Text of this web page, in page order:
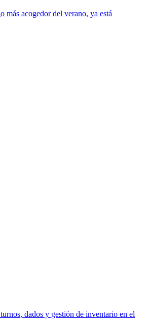
más acogedor del verano, ya está
dados y gestión de inventario en el